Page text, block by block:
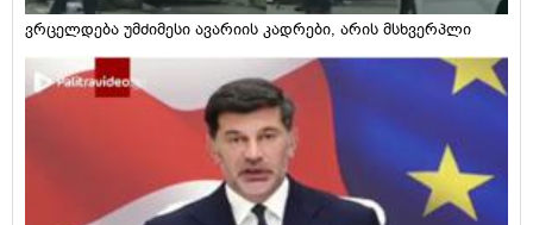
ვრცელდება უმძიმესი ავარიის კადრები, არის მსხვერპლი